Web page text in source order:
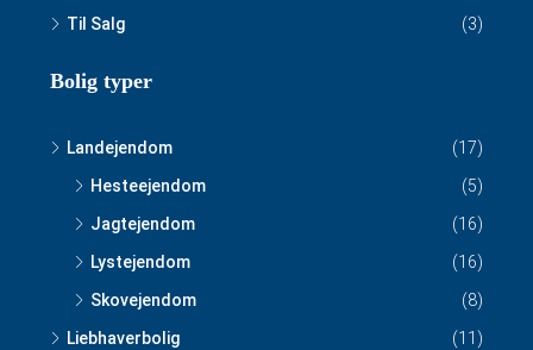
Til Salg (3)
Bolig typer
Landejendom
(17)
Hesteejendom
(5)
Jagtejendom
(16)
Lystejendom
(16)
Skovejendom
(8)
Liebhaverbolig
(11)